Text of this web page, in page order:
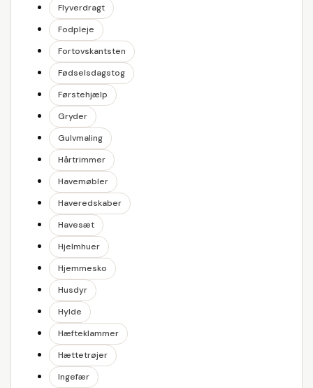
Flyverdragt
Fodpleje
Fortovskantsten
Fødselsdagstog
Førstehjælp
Gryder
Gulvmaling
Hårtrimmer
Havemøbler
Haveredskaber
Havesæt
Hjelmhuer
Hjemmesko
Husdyr
Hylde
Hæfteklammer
Hættetrøjer
Ingefær